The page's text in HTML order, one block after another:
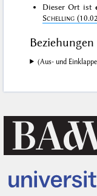
Dieser Ort ist
Schelling
(Aus- und